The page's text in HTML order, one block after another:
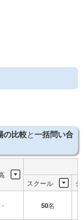
の比較と一括問い合
スクール
シ
- 50名